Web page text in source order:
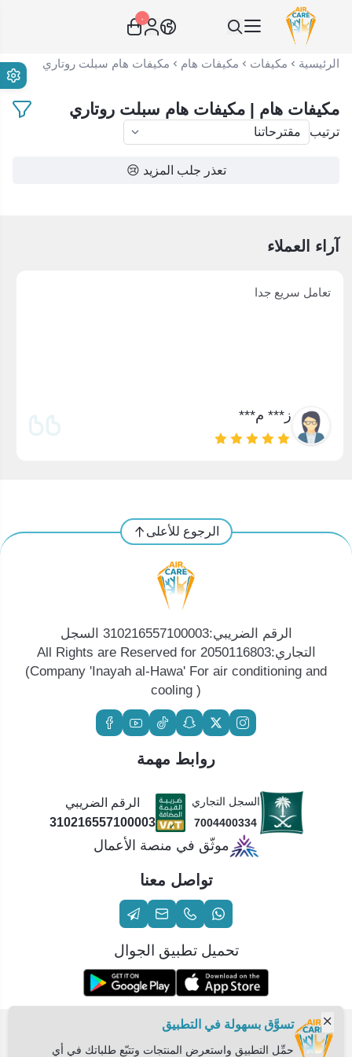
عناية الهواء | شريك سكني الاستراتيجي
٠
الرئيسية مكيفات مكيفات هام مكيفات هام سبلت روتاري
مكيفات هام | مكيفات هام سبلت روتاري
ترتيب
تعذر جلب المزيد 😢
آراء العملاء
تعامل سريع جدا
ز*** م***
الرجوع للأعلى
الرقم الضريبي:310216557100003 السجل
التجاري:2050116803 All Rights are Reserved for
(Company 'Inayah al-Hawa' For air conditioning and
cooling )
روابط مهمة
السجل التجاري
7004400334
الرقم الضريبي
310216557100003
موثّق في منصة الأعمال
تواصل معنا
تحميل تطبيق الجوال
الحقوق محفوظة | 2026 عناية الهواء | شريك سكني الاستراتيجيتسوَّق بسهولة في التطبيق
حمِّل التطبيق واستعرض المنتجات وتتبّع طلباتك في أي